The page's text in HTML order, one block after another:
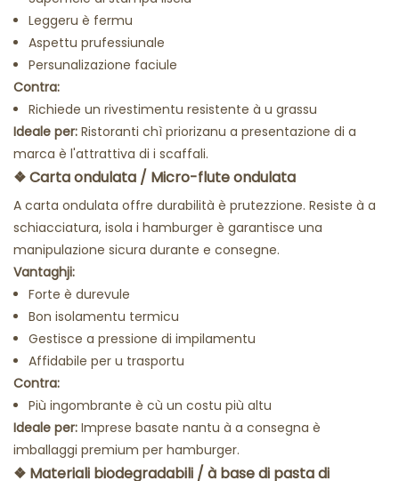
Leggeru è fermu
Aspettu prufessiunale
Persunalizazione faciule
Contra:
Richiede un rivestimentu resistente à u grassu
Ideale per: Ristoranti chì priorizanu a presentazione di a
marca è l'attrattiva di i scaffali.
❖Carta ondulata / Micro-flute ondulata
A carta ondulata offre durabilità è prutezzione. Resiste à a
schiacciatura, isola i hamburger è garantisce una
manipulazione sicura durante e consegne.
Vantaghji:
Forte è durevule
Bon isolamentu termicu
Gestisce a pressione di impilamentu
Affidabile per u trasportu
Contra:
Più ingombrante è cù un costu più altu
Ideale per: Imprese basate nantu à a consegna è
imballaggi premium per hamburger.
❖ Materiali biodegradabili / à base di pasta di